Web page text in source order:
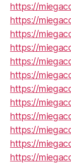
https://
https://
https://
https://
https://
https://
https://
https://
https://
https://
https://
https://